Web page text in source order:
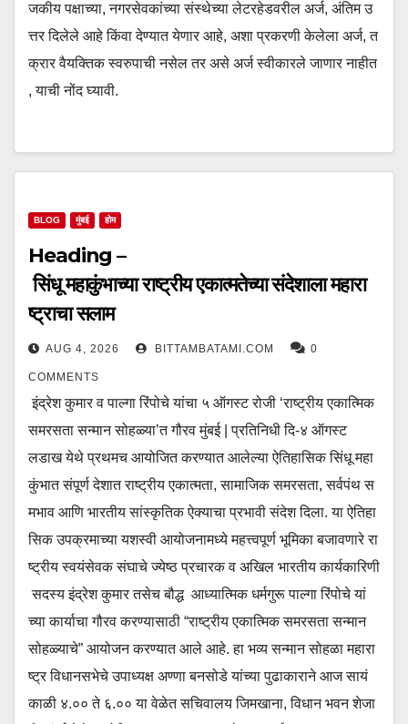
जकीय पक्षाच्या, नगरसेवकांच्या संस्थेच्या लेटरहेडवरील अर्ज, अंतिम उ
त्तर दिलेले आहे किंवा देण्यात येणार आहे, अशा प्रकरणी केलेला अर्ज, त
क्रार वैयक्तिक स्वरुपाची नसेल तर असे अर्ज स्वीकारले जाणार नाहीत
, याची नोंद घ्यावी.
BLOG मुंबई होम
Heading –
सिंधू महाकुंभाच्या राष्ट्रीय एकात्मतेच्या संदेशाला महारा
ष्ट्राचा सलाम
AUG 4, 2026 BITTAMBATAMI.COM 0
COMMENTS
इंद्रेश कुमार व पाल्गा रिंपोचे यांचा ५ ऑगस्ट रोजी ‘राष्ट्रीय एकात्मिक
समरसता सन्मान सोहळ्या’त गौरव मुंबई | प्रतिनिधी दि-४ ऑगस्ट
लडाख येथे प्रथमच आयोजित करण्यात आलेल्या ऐतिहासिक सिंधू महा
कुंभात संपूर्ण देशात राष्ट्रीय एकात्मता, सामाजिक समरसता, सर्वपंथ स
मभाव आणि भारतीय सांस्कृतिक ऐक्याचा प्रभावी संदेश दिला. या ऐतिहा
सिक उपक्रमाच्या यशस्वी आयोजनामध्ये महत्त्वपूर्ण भूमिका बजावणारे रा
ष्ट्रीय स्वयंसेवक संघाचे ज्येष्ठ प्रचारक व अखिल भारतीय कार्यकारिणी
सदस्य इंद्रेश कुमार तसेच बौद्ध आध्यात्मिक धर्मगुरू पाल्गा रिंपोचे यां
च्या कार्याचा गौरव करण्यासाठी “राष्ट्रीय एकात्मिक समरसता सन्मान
सोहळ्याचे” आयोजन करण्यात आले आहे. हा भव्य सन्मान सोहळा महारा
ष्ट्र विधानसभेचे उपाध्यक्ष अण्णा बनसोडे यांच्या पुढाकाराने आज सायं
काळी ४.०० ते ६.०० या वेळेत सचिवालय जिमखाना, विधान भवन शेजा